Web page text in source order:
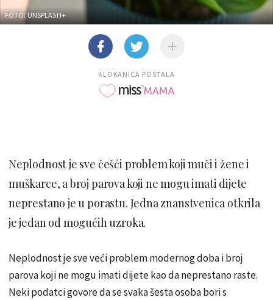
FOTO: UNSPLASH+
KLOKANICA POSTALA
Neplodnost je sve češći problem koji muči i žene i
muškarce, a broj parova koji ne mogu imati dijete
neprestano je u porastu. Jedna znanstvenica otkrila
je jedan od mogućih uzroka.
Neplodnost je sve veći problem modernog doba i broj
parova koji ne mogu imati dijete kao da neprestano raste.
Neki podatci govore da se svaka šesta osoba bori s